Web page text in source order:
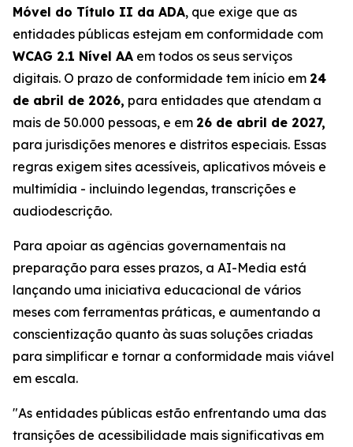
Móvel do Título II da ADA, que exige que as
entidades públicas estejam em conformidade com
WCAG 2.1 Nível AA em todos os seus serviços
digitais. O prazo de conformidade tem início em 24
de abril de 2026, para entidades que atendam a
mais de 50.000 pessoas, e em 26 de abril de 2027,
para jurisdições menores e distritos especiais. Essas
regras exigem sites acessíveis, aplicativos móveis e
multimídia - incluindo legendas, transcrições e
audiodescrição.
Para apoiar as agências governamentais na
preparação para esses prazos, a AI-Media está
lançando uma iniciativa educacional de vários
meses com ferramentas práticas, e aumentando a
conscientização quanto às suas soluções criadas
para simplificar e tornar a conformidade mais viável
em escala.
"As entidades públicas estão enfrentando uma das
transições de acessibilidade mais significativas em